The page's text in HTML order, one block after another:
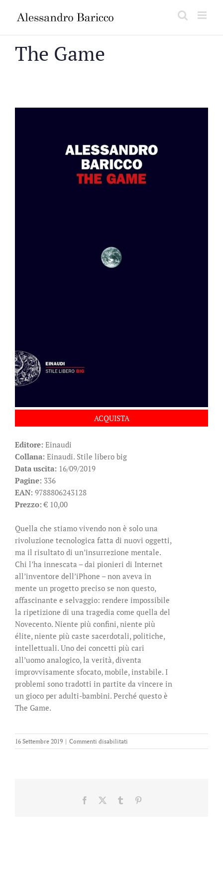
The Game
ACQUISTA
Editore: Einaudi
Collana: Einaudi. Stile libero big
Data uscita: 16/09/2019
Pagine: 336
EAN: 9788806243128
Prezzo: € 10,00
Quella che stiamo vivendo non è solo una
rivoluzione tecnologica fatta di nuovi oggetti,
ma il risultato di un’insurrezione mentale.
Chi l’ha innescata – dai pionieri di Internet
all’inventore dell’iPhone – non aveva in
mente un progetto preciso se non questo,
affascinante e selvaggio: rendere impossibile
la ripetizione di una tragedia come quella del
Novecento. Niente più confini, niente più
élite, niente più caste sacerdotali, politiche,
intellettuali. Uno dei concetti più cari
all’uomo analogico, la verità, diventa
improvvisamente sfocato, mobile, instabile. I
problemi sono tradotti in partite da vincere in
un gioco per adulti-bambini. Perché questo è
The Game.
16 Settembre 2019 | Commenti disabilitati
The
Facebook Tumblr